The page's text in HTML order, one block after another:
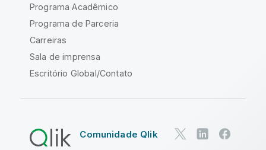
Programa Acadêmico
Programa de Parceria
Carreiras
Sala de imprensa
Escritório Global/Contato
Comunidade Qlik